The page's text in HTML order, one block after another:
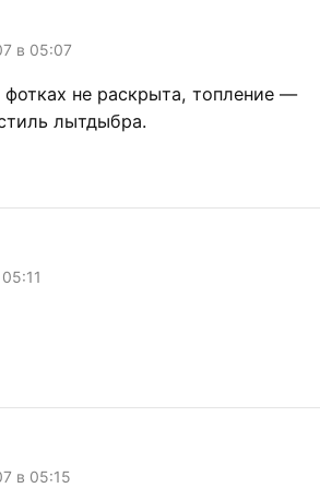
в 05:07
фотках не раскрыта, топление —
лытдыбра.
в 05:15